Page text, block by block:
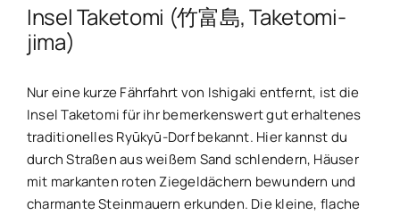
Insel Taketomi (竹富島, Taketomi-
jima)
Nur eine kurze Fährfahrt von Ishigaki entfernt, ist die
Insel Taketomi für ihr bemerkenswert gut erhaltenes
traditionelles Ryūkyū-Dorf bekannt. Hier kannst du
durch Straßen aus weißem Sand schlendern, Häuser
mit markanten roten Ziegeldächern bewundern und
charmante Steinmauern erkunden. Die kleine, flache